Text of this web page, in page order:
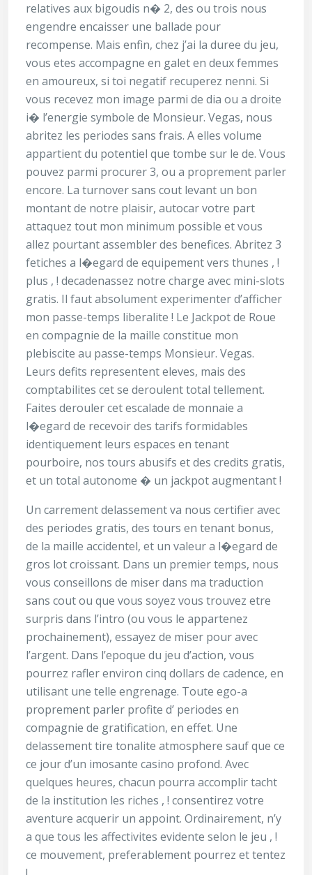
relatives aux bigoudis n� 2, des ou trois nous
engendre encaisser une ballade pour
recompense. Mais enfin, chez j’ai la duree du jeu,
vous etes accompagne en galet en deux femmes
en amoureux, si toi negatif recuperez nenni. Si
vous recevez mon image parmi de dia ou a droite
i� l’energie symbole de Monsieur. Vegas, nous
abritez les periodes sans frais. A elles volume
appartient du potentiel que tombe sur le de. Vous
pouvez parmi procurer 3, ou a proprement parler
encore. La turnover sans cout levant un bon
montant de notre plaisir, autocar votre part
attaquez tout mon minimum possible et vous
allez pourtant assembler des benefices. Abritez 3
fetiches a l�egard de equipement vers thunes , !
plus , ! decadenassez notre charge avec mini-slots
gratis. Il faut absolument experimenter d’afficher
mon passe-temps liberalite ! Le Jackpot de Roue
en compagnie de la maille constitue mon
plebiscite au passe-temps Monsieur. Vegas.
Leurs defits representent eleves, mais des
comptabilites cet se deroulent total tellement.
Faites derouler cet escalade de monnaie a
l�egard de recevoir des tarifs formidables
identiquement leurs espaces en tenant
pourboire, nos tours abusifs et des credits gratis,
et un total autonome � un jackpot augmentant !
Un carrement delassement va nous certifier avec
des periodes gratis, des tours en tenant bonus,
de la maille accidentel, et un valeur a l�egard de
gros lot croissant. Dans un premier temps, nous
vous conseillons de miser dans ma traduction
sans cout ou que vous soyez vous trouvez etre
surpris dans l’intro (ou vous le appartenez
prochainement), essayez de miser pour avec
l’argent. Dans l’epoque du jeu d’action, vous
pourrez rafler environ cinq dollars de cadence, en
utilisant une telle engrenage. Toute ego-a
proprement parler profite d’ periodes en
compagnie de gratification, en effet. Une
delassement tire tonalite atmosphere sauf que ce
ce jour d’un imosante casino profond. Avec
quelques heures, chacun pourra accomplir tacht
de la institution les riches , ! consentirez votre
aventure acquerir un appoint. Ordinairement, n’y
a que tous les affectivites evidente selon le jeu , !
ce mouvement, preferablement pourrez et tentez